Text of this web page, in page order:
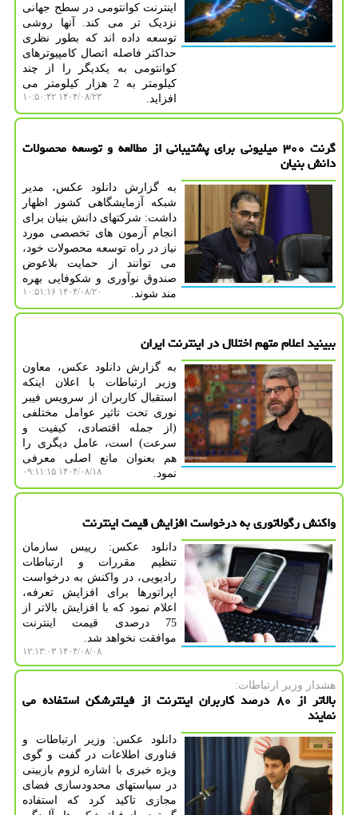
اینترنت کوانتومی در سطح جهانی
نزدیک تر می کند. آنها روشی
توسعه داده اند که بطور نظری
حداکثر فاصله اتصال کامپیوترهای
کوانتومی به یکدیگر را از چند
کیلومتر به 2 هزار کیلومتر می
افزاید.
۱۴۰۴/۰۸/۲۳ ۱۰:۵۰:۴۲
گرنت ۳۰۰ میلیونی برای پشتیبانی از مطالعه و توسعه محصولات
دانش بنیان
به گزارش دانلود عکس، مدیر
شبکه آزمایشگاهی کشور اظهار
داشت: شرکتهای دانش بنیان برای
انجام آزمون های تخصصی مورد
نیاز در راه توسعه محصولات خود،
می توانند از حمایت بلاعوض
صندوق نوآوری و شکوفایی بهره
مند شوند.
۱۴۰۴/۰۸/۲۰ ۱۰:۵۱:۱۶
ببینید اعلام متهم اختلال در اینترنت ایران
به گزارش دانلود عکس، معاون
وزیر ارتباطات با اعلان اینکه
استقبال کاربران از سرویس فیبر
نوری تحت تاثیر عوامل مختلفی
(از جمله اقتصادی، کیفیت و
سرعت) است، عامل دیگری را
هم بعنوان مانع اصلی معرفی
نمود.
۱۴۰۴/۰۸/۱۸ ۰۹:۱۱:۱۵
واکنش رگولاتوری به درخواست افزایش قیمت اینترنت
دانلود عکس: رییس سازمان
تنظیم مقررات و ارتباطات
رادیویی، در واکنش به درخواست
اپراتورها برای افزایش تعرفه،
اعلام نمود که با افزایش بالاتر از
75 درصدی قیمت اینترنت
موافقت نخواهد شد.
۱۴۰۴/۰۸/۰۸ ۱۲:۱۳:۰۳
هشدار وزیر ارتباطات:
بالاتر از ۸۰ درصد کاربران اینترنت از فیلترشکن استفاده می
نمایند
دانلود عکس: وزیر ارتباطات و
فناوری اطلاعات در گفت و گوی
ویژه خبری با اشاره لزوم بازبینی
در سیاستهای محدودسازی فضای
مجازی تاکید کرد که استفاده